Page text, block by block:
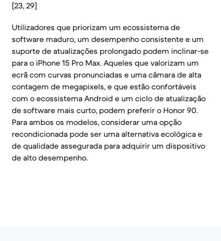
[23, 29]
Utilizadores que priorizam um ecossistema de
software maduro, um desempenho consistente e um
suporte de atualizações prolongado podem inclinar-se
para o iPhone 15 Pro Max. Aqueles que valorizam um
ecrã com curvas pronunciadas e uma câmara de alta
contagem de megapixels, e que estão confortáveis
com o ecossistema Android e um ciclo de atualização
de software mais curto, podem preferir o Honor 90.
Para ambos os modelos, considerar uma opção
recondicionada pode ser uma alternativa ecológica e
de qualidade assegurada para adquirir um dispositivo
de alto desempenho.